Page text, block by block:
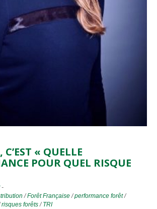
C’EST « QUELLE
POUR QUEL RISQUE
-
/Forêt Française/performance forêt/
risques forêts/ TRI